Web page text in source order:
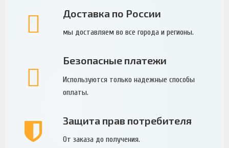
Доставка по России
мы доставляем во все города и регионы.
Безопасные платежи
Используются только надежные способы
оплаты.
Защита прав потребителя
От заказа до получения.